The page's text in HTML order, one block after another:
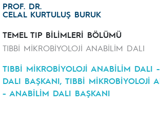
PROF. DR.
CELAL KURTULUŞ BURUK
TEMEL TIP BİLİMLERİ BÖLÜMÜ
TIBBİ MİKROBİYOLOJİ ANABİLİM DALI
TIBBİ MİKROBİYOLOJİ ANABİLİM DALI
DALI BAŞKANI, TIBBİ MİKROBİYOLOJİ
- ANABİLİM DALI BAŞKANI